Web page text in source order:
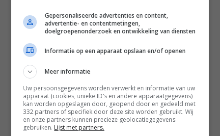
Gepersonaliseerde advertenties en content,
advertentie- en contentmetingen,
doelgroepenonderzoek en ontwikkeling van diensten
Informatie op een apparaat opslaan en/of openen
Meer informatie
Uw persoonsgegevens worden verwerkt en informatie van uw
apparaat (cookies, unieke ID's en andere apparaatgegevens)
kan worden opgeslagen door, geopend door en gedeeld met
332 partners of specifiek door deze site worden gebruikt. Wij
en onze partners kunnen precieze geolocatiegegevens
gebruiken. Lijst met partners.